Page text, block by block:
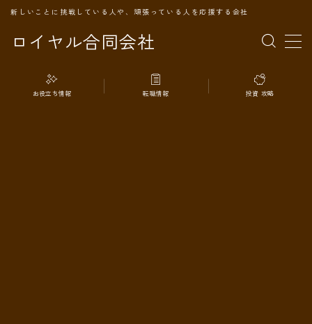
ロイヤル合同会社
新しいことに挑戦している人や、頑張っている人を応援する会社
MENU
TOPページ
お役立ち情報 転職情報 投資 攻略